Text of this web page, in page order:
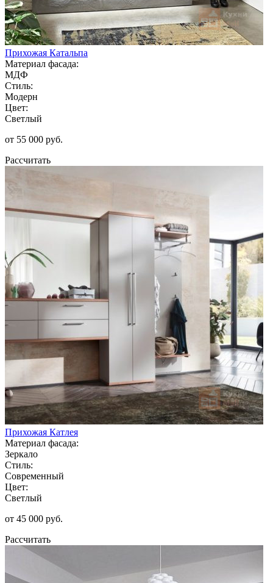
Прихожая Катальпа
Материал фасада:
МДФ
Стиль:
Модерн
Цвет:
Светлый
от 55 000 руб.
Рассчитать
Прихожая Катлея
Материал фасада:
Зеркало
Стиль:
Современный
Цвет:
Светлый
от 45 000 руб.
Рассчитать